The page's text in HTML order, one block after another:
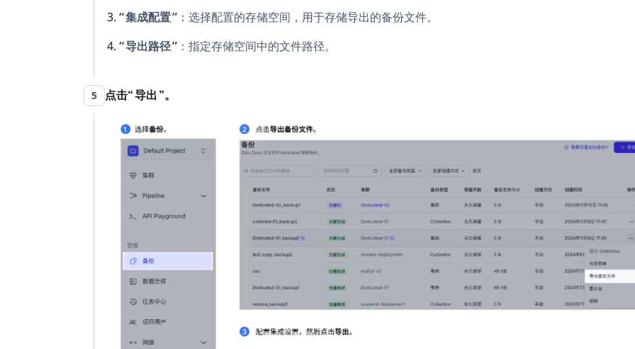
集成配置
：选择配置的存储空间，用于存储导出的备份文件。
导出路径
：指定存储空间中的文件路径。
5 点击 导出 。